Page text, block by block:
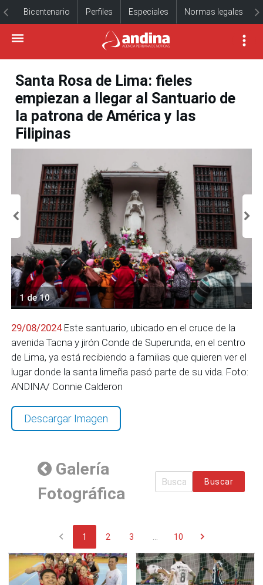
Bicentenario Perfiles Especiales Normas legales
Santa Rosa de Lima: fieles
empiezan a llegar al Santuario de
la patrona de América y las
Filipinas
1 de 10
29/08/2024Este santuario, ubicado en el cruce de la
avenida Tacna y jirón Conde de Superunda, en el centro
de Lima, ya está recibiendo a familias que quieren ver el
lugar donde la santa limeña pasó parte de su vida. Foto:
ANDINA/ Connie Calderon
Descargar Imagen
Galería
Fotográfica
Buscar
chevron_left 1 2 3 ... 10 chevron_right